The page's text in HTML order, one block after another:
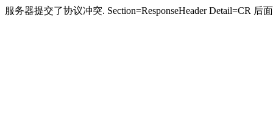
服务器提交了协议冲突. Section=ResponseHeader Detail=CR 后